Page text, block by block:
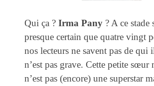
Qui ça ? Irma Pany ? A ce stade
presque certain que quatre vingt
nos lecteurs ne savent pas de qui
n’est pas grave. Cette petite sœur
n’est pas (encore) une superstar